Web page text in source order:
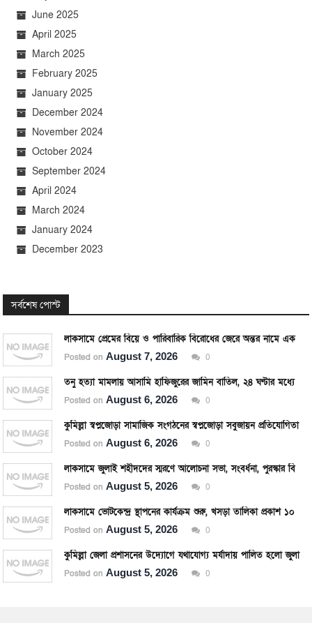
June 2025
April 2025
March 2025
February 2025
January 2025
December 2024
November 2024
October 2024
September 2024
April 2024
March 2024
January 2024
December 2023
সর্বশেষ পোস্ট
Posted onAugust 7, 2026 0
Posted onAugust 6, 2026 0
কুমিল্লা স্বপ্নজোড়া সামাজিক সংগঠনের স্বপ্নজোড়া সবুজায়ন প্রতিযোগিতার পুরস্কার বিতরণ।
Posted onAugust 6, 2026 0
লাকসামে জুলাই শহীদদের স্মরণে আলোচনা সভা, সংবর্ধনা, পুরস্কার বিতরণ ও দোয়া অনুষ্ঠিত।
Posted onAugust 5, 2026 0
Posted onAugust 5, 2026 0
কুমিল্লা জেলা প্রশাসনের উদ্যোগে যথাযোগ্য মর্যাদায় পালিত হলো জুলাই গণঅভ্যুত্থান দিবস ২০২৬।
Posted onAugust 5, 2026 0